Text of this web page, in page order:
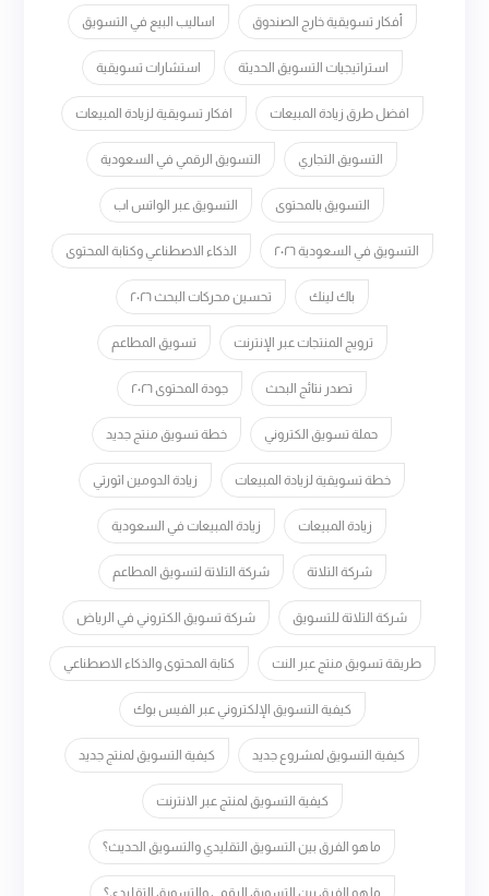
أفكار تسويقية خارج الصندوق اساليب البيع في التسويق
استراتيجيات التسويق الحديثة استشارات تسويقية
افضل طرق زيادة المبيعات افكار تسويقية لزيادة المبيعات
التسويق التجاري التسويق الرقمي في السعودية
التسويق بالمحتوى التسويق عبر الواتس اب
التسويق في السعودية ٢٠٢٦ الذكاء الاصطناعي وكتابة المحتوى
باك لينك تحسين محركات البحث ٢٠٢٦
ترويج المنتجات عبر الإنترنت تسويق المطاعم
تصدر نتائج البحث جودة المحتوى ٢٠٢٦
حملة تسويق الكتروني خطة تسويق منتج جديد
خطة تسويقية لزيادة المبيعات زيادة الدومين اثورتي
زيادة المبيعات زيادة المبيعات في السعودية
شركة التلاتة شركة التلاتة لتسويق المطاعم
شركة التلاتة للتسويق شركة تسويق الكتروني في الرياض
طريقة تسويق منتج عبر النت كتابة المحتوى والذكاء الاصطناعي
كيفية التسويق الإلكتروني عبر الفيس بوك
كيفية التسويق لمشروع جديد كيفية التسويق لمنتج جديد
كيفية التسويق لمنتج عبر الانترنت
ما هو الفرق بين التسويق التقليدي والتسويق الحديث؟
ما هو الفرق بين التسويق الرقمي والتسويق التقليدي؟